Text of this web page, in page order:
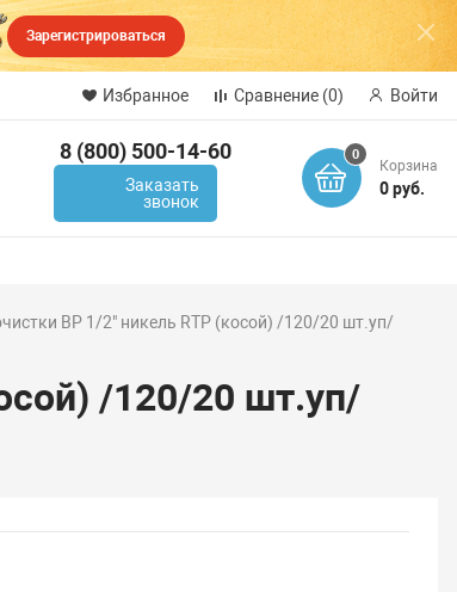
Зарегистрироваться
Избранное Сравнение (0) Войти
8 (800) 500-14-60
Заказать
звонок
0
Корзина
0 руб.
ВР 1/2" никель RTP (косой) /120/20 шт.уп/
/120/20 шт.уп/